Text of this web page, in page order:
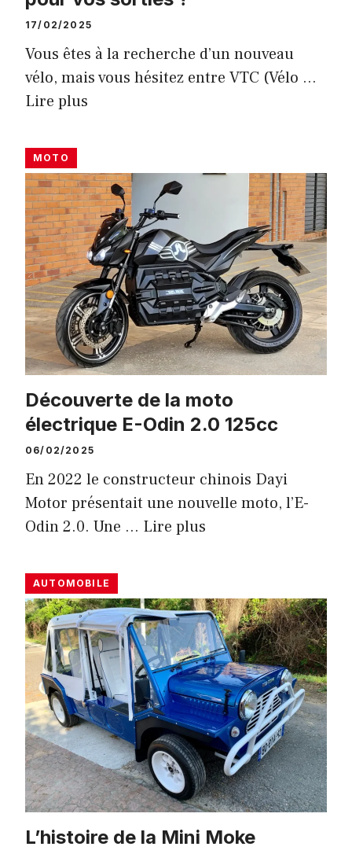
17/02/2025
Vous êtes à la recherche d’un nouveau
vélo, mais vous hésitez entre VTC (Vélo …
Lire plus
MOTO
Découverte de la moto
électrique E-Odin 2.0 125cc
06/02/2025
En 2022 le constructeur chinois Dayi
Motor présentait une nouvelle moto, l’E-
Odin 2.0. Une … Lire plus
AUTOMOBILE
L’histoire de la Mini Moke